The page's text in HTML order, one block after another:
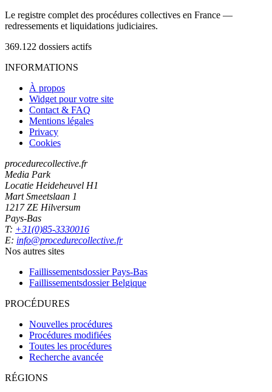
Le registre complet des procédures collectives en France —
redressements et liquidations judiciaires.
369.122 dossiers actifs
INFORMATIONS
À propos
Widget pour votre site
Contact & FAQ
Mentions légales
Privacy
Cookies
procedurecollective.fr
Media Park
Locatie Heideheuvel H1
Mart Smeetslaan 1
1217 ZE Hilversum
Pays-Bas
T: +31(0)85-3330016
E: info@procedurecollective.fr
Nos autres sites
Faillissementsdossier Pays-Bas
Faillissementsdossier Belgique
PROCÉDURES
Nouvelles procédures
Procédures modifiées
Toutes les procédures
Recherche avancée
RÉGIONS